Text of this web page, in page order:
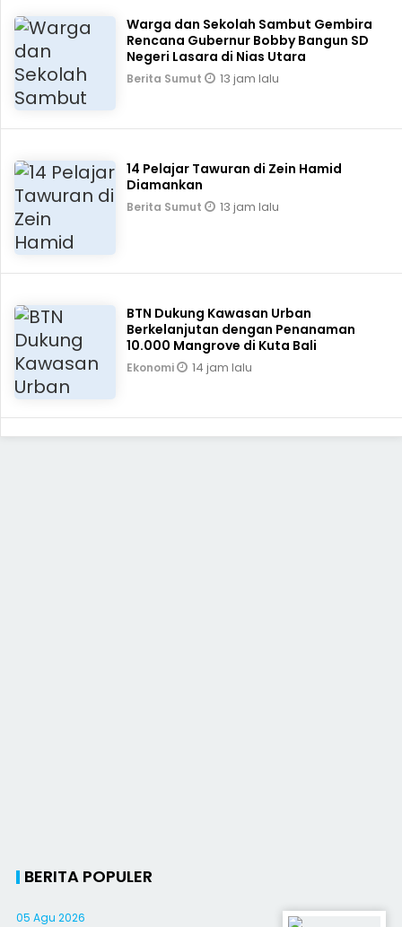
Warga dan Sekolah Sambut Gembira
Rencana Gubernur Bobby Bangun SD
Negeri Lasara di Nias Utara
Berita Sumut 13 jam lalu
14 Pelajar Tawuran di Zein Hamid
Diamankan
Berita Sumut 13 jam lalu
BTN Dukung Kawasan Urban
Berkelanjutan dengan Penanaman
10.000 Mangrove di Kuta Bali
Ekonomi 14 jam lalu
BERITA POPULER
05 Agu 2026